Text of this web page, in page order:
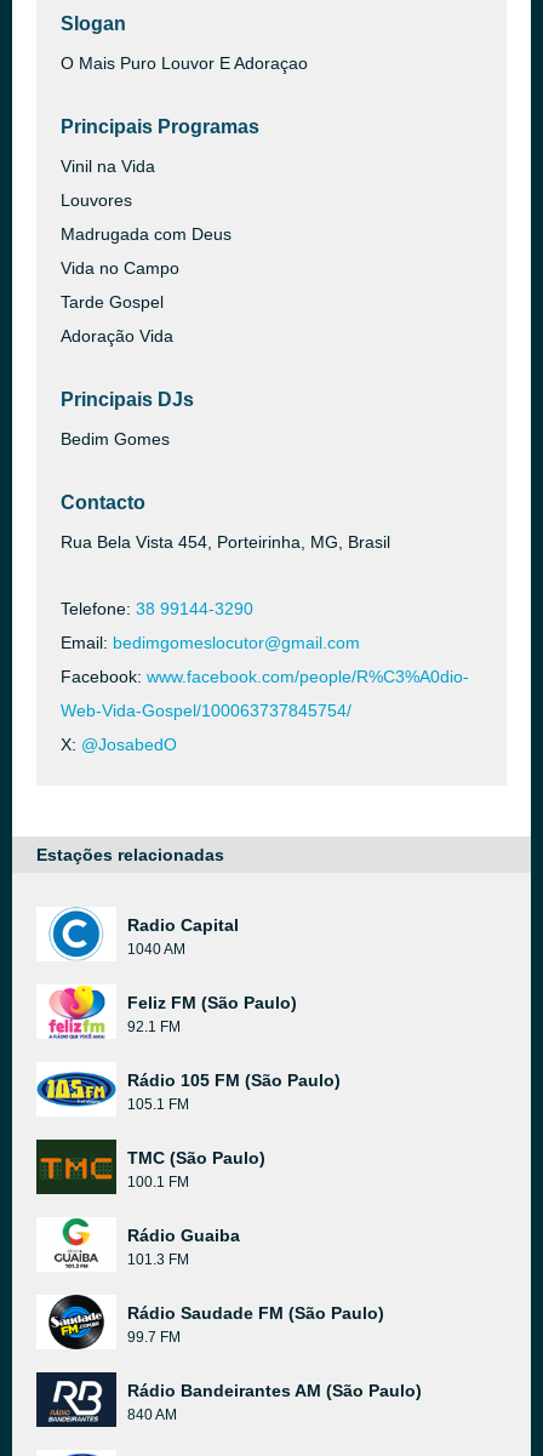
Slogan
O Mais Puro Louvor E Adoraçao
Principais Programas
Vinil na Vida
Louvores
Madrugada com Deus
Vida no Campo
Tarde Gospel
Adoração Vida
Principais DJs
Bedim Gomes
Contacto
Rua Bela Vista 454, Porteirinha, MG, Brasil
Telefone: 38 99144-3290
Email: bedimgomeslocutor@gmail.com
Facebook: www.facebook.com/people/R%C3%A0dio-
Web-Vida-Gospel/100063737845754/
X: @JosabedO
Estações relacionadas
Radio Capital
1040 AM
Feliz FM (São Paulo)
92.1 FM
Rádio 105 FM (São Paulo)
105.1 FM
TMC (São Paulo)
100.1 FM
Rádio Guaiba
101.3 FM
Rádio Saudade FM (São Paulo)
99.7 FM
Rádio Bandeirantes AM (São Paulo)
840 AM